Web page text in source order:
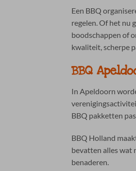
Een BBQ
regelen. Of het nu
boodschappen of
kwaliteit, scherpe
BBQ
In Apeldoorn
BBQ pakketten
BBQ Holland
bevatten alles wat
benaderen.